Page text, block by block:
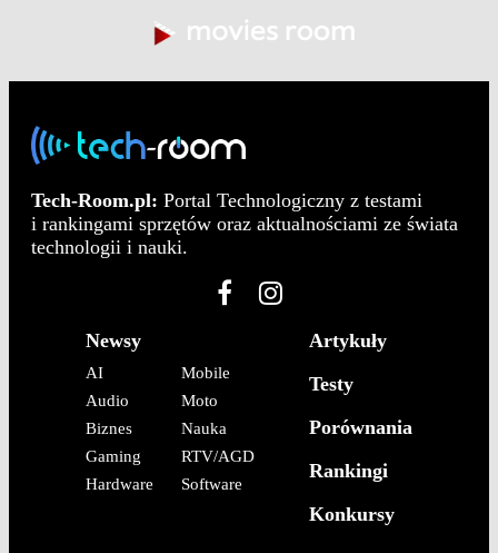
Tech-Room.pl: Portal Technologiczny z testami
i rankingami sprzętów oraz aktualnościami ze świata
technologii i nauki.
Newsy
AI
Audio
Biznes
Gaming
Hardware
Mobile
Moto
Nauka
RTV/AGD
Software
Artykuły
Testy
Porównania
Rankingi
Konkursy